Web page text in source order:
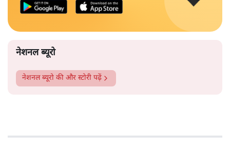
नेशनल ब्यूरो
नेशनल ब्यूरो की और स्टोरी पढ़ें